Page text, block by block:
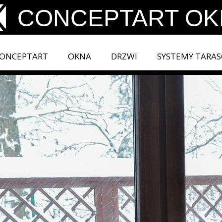
CONCEPTART
OKNA DRZWI SYSTEMY